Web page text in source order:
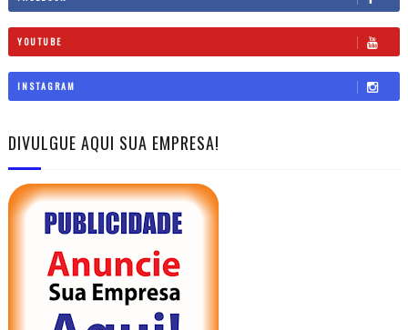
YOUTUBE
INSTAGRAM
DIVULGUE AQUI SUA EMPRESA!